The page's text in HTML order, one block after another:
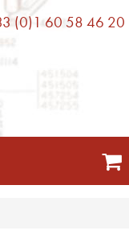
(0)1 60 58 46 20